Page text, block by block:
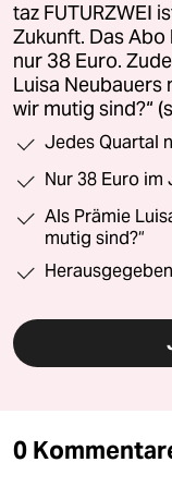
taz FUTURZWEI
Zukunft. Das
nur 38 Euro.
Luisa Neubauers
wir mutig sind?“
Jedes Quartal
Nur 38 Euro im
Als Prämie
mutig sind?“
0